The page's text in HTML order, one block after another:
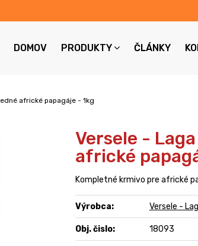
DOMOV PRODUKTY ČLÁNKY
africké papagáje - 1kg
Versele -
africké
Kompletné krmivo pre africké
Výrobca: Versele -
Obj. čislo: 18093